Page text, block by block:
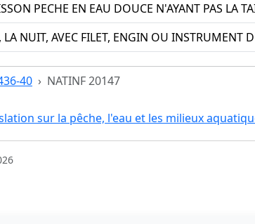
PECHE EN EAU DOUCE N'AYANT PAS LA
NUIT, AVEC FILET, ENGIN OU INSTRUMENT
40 NATINF 20147
sur la pêche, l'eau et les milieux